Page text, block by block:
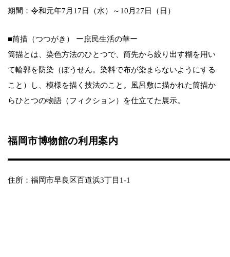
期間：令和元年7月17日（水）～10月27日（日）
■筒描（つつがき） ー庶民生活の華ー
筒描とは、染色方法のひとつで、筒先から絞り出す糊を用い
て輪郭を防染（ぼうせん。染料で布が染まらないようにする
こと）し、模様を描く技法のこと。風呂敷に描かれた筒描か
らひとつの物語（フィクション）を仕立てた展示。
福岡市博物館の利用案内
住所：福岡市早良区百道浜3丁目1-1